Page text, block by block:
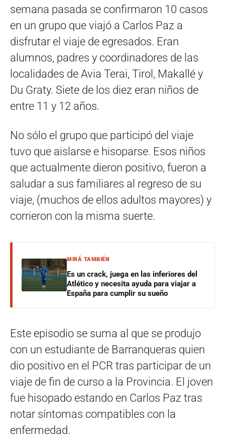
semana pasada se confirmaron 10 casos
en un grupo que viajó a Carlos Paz a
disfrutar el viaje de egresados. Eran
alumnos, padres y coordinadores de las
localidades de Avia Terai, Tirol, Makallé y
Du Graty. Siete de los diez eran niños de
entre 11 y 12 años.
No sólo el grupo que participó del viaje
tuvo que aislarse e hisoparse. Esos niños
que actualmente dieron positivo, fueron a
saludar a sus familiares al regreso de su
viaje, (muchos de ellos adultos mayores) y
corrieron con la misma suerte.
MIRÁ TAMBIÉN
Es un crack, juega en las inferiores del
Atlético y necesita ayuda para viajar a
España para cumplir su sueño
Este episodio se suma al que se produjo
con un estudiante de Barranqueras quien
dio positivo en el PCR tras participar de un
viaje de fin de curso a la Provincia. El joven
fue hisopado estando en Carlos Paz tras
notar síntomas compatibles con la
enfermedad.